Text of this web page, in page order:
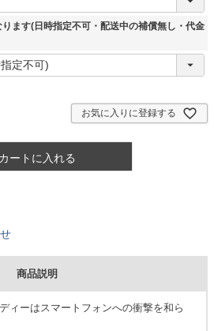
須
ます(日時指定不可・配送中の補償無し・代金
お気に入りに登録する
カートに入れる
商品説明
ィーはスマートフォンへの衝撃を和ら